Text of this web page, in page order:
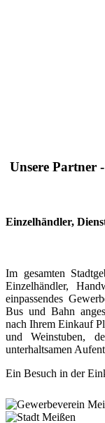
Unsere Partner
Einzelhändler,
Im gesamten
Einzelhändler,
einpassendes
Bus und Bahn
nach Ihrem Einkauf
und Weinstuben,
unterhaltsamen
Ein Besuch in der